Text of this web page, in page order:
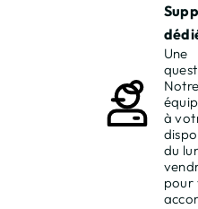
Une
à
du
pour